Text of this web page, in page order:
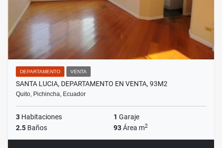
DEPARTAMENTO VENTA
SANTA LUCIA, DEPARTAMENTO EN VENTA, 93M2
Quito, Pichincha, Ecuador
3 Habitaciones 1 Garaje
2.5 Baños 93Área m2